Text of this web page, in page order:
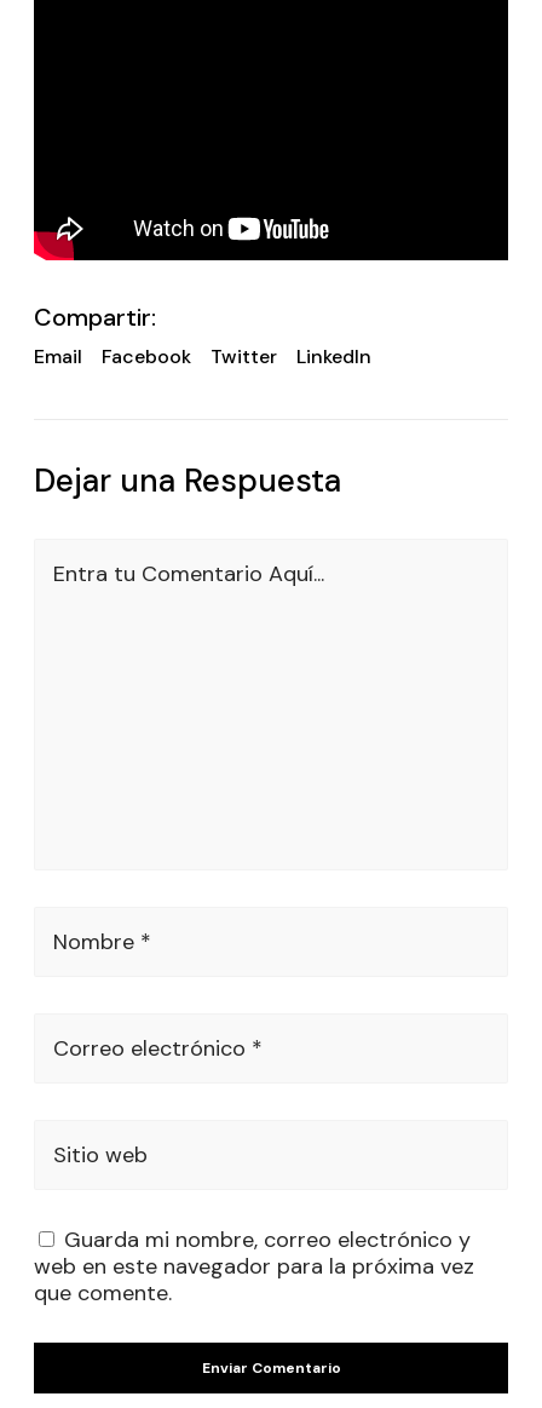
Compartir:
Email Facebook Twitter LinkedIn
Dejar una Respuesta
Entra tu Comentario Aquí...
Nombre *
Correo electrónico *
Sitio web
Guarda mi nombre, correo electrónico y
web en este navegador para la próxima vez
que comente.